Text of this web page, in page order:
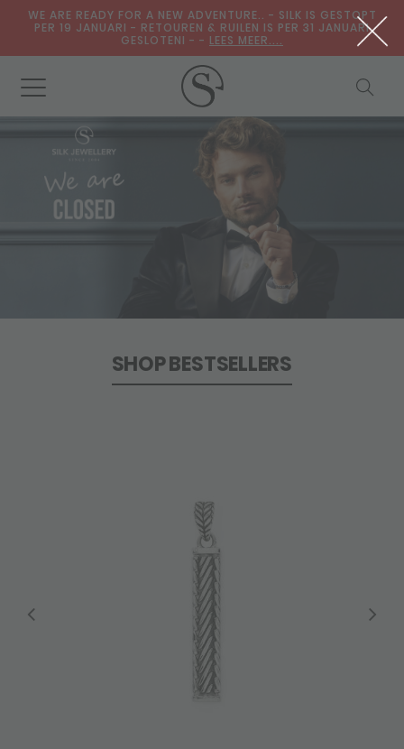
WE ARE READY FOR A NEW ADVENTURE.. - SILK IS GESTOPT
PER 19 JANUARI - RETOUREN & RUILEN IS PER 31 JANUARI
GESLOTENI - - LEES MEER....
SHOP BESTSELLERS